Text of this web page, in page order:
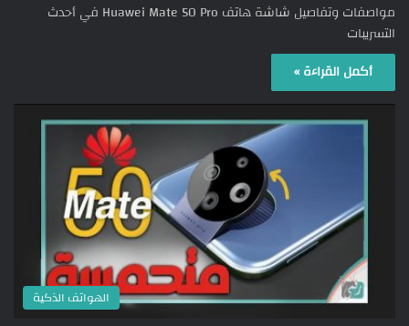
مواصفات وتفاصيل شاشة هاتف Huawei Mate 50 Pro في أحدث
التسريبات
أكمل القراءة »
الهواتف الذكية